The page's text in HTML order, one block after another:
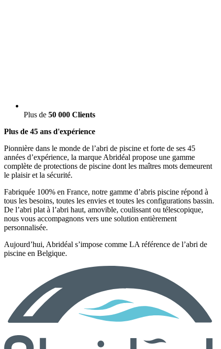
Plus de 50 000 Clients
Plus de 45 ans d'expérience
Pionnière dans le monde de l’abri de piscine et forte de ses 45
années d’expérience, la marque Abridéal propose une gamme
complète de protections de piscine dont les maîtres mots demeurent
le plaisir et la sécurité.
Fabriquée 100% en France, notre gamme d’abris piscine répond à
tous les besoins, toutes les envies et toutes les configurations bassin.
De l’abri plat à l’abri haut, amovible, coulissant ou télescopique,
nous vous accompagnons vers une solution entièrement
personnalisée.
Aujourd’hui, Abridéal s’impose comme LA référence de l’abri de
piscine en Belgique.